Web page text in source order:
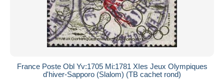
France Poste Obl Yv:1705 Mi:1781 XIes Jeux Olympiques
d'hiver-Sapporo (Slalom) (TB cachet rond)